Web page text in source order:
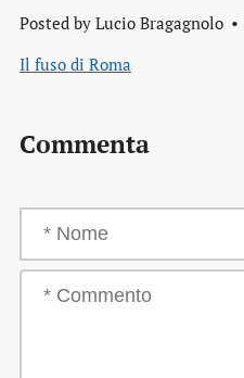
Posted by Lucio Bragagnolo
Il fuso di Roma
Commenta